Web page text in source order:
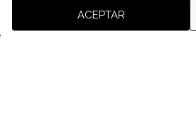
ACEPTAR